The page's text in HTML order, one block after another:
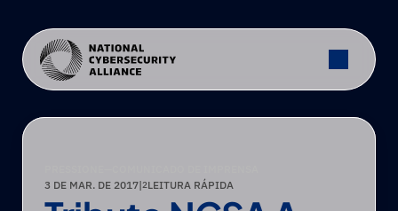
3 DE MAR. DE 2017|2LEITURA RÁPIDA